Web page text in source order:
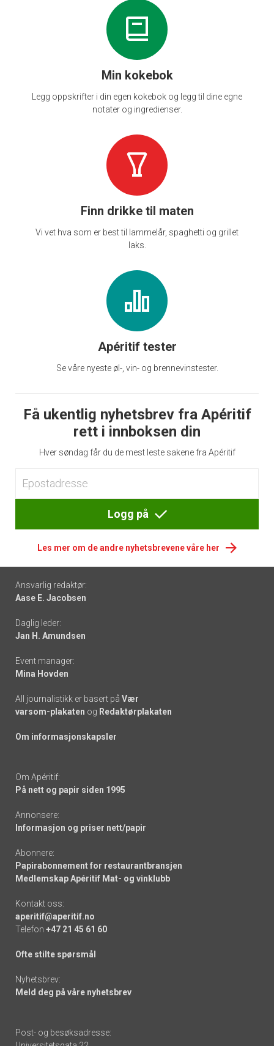
Min kokebok
Legg oppskrifter i din egen kokebok og legg til dine egne
notater og ingredienser.
Finn drikke til maten
Vi vet hva som er best til lammelår, spaghetti og grillet
laks.
Apéritif tester
Se våre nyeste øl-, vin- og brennevinstester.
Få ukentlig nyhetsbrev fra Apéritif
rett i innboksen din
Hver søndag får du de mest leste sakene fra Apéritif
Logg på
Les mer om de andre nyhetsbrevene våre her
Footer
-
links
Ansvarlig redaktør:
Aase E. Jacobsen
Daglig leder:
Jan H. Amundsen
Event manager:
Mina Hovden
All journalistikk er basert på Vær
varsom-plakaten og Redaktørplakaten
Om informasjonskapsler
Om Apéritif:
På nett og papir siden 1995
Annonsere:
Informasjon og priser nett/papir
Abonnere:
Papirabonnement for restaurantbransjen
Medlemskap Apéritif Mat- og vinklubb
Kontakt oss:
aperitif@aperitif.no
Telefon +47 21 45 61 60
Ofte stilte spørsmål
Nyhetsbrev:
Meld deg på våre nyhetsbrev
Post- og besøksadresse: